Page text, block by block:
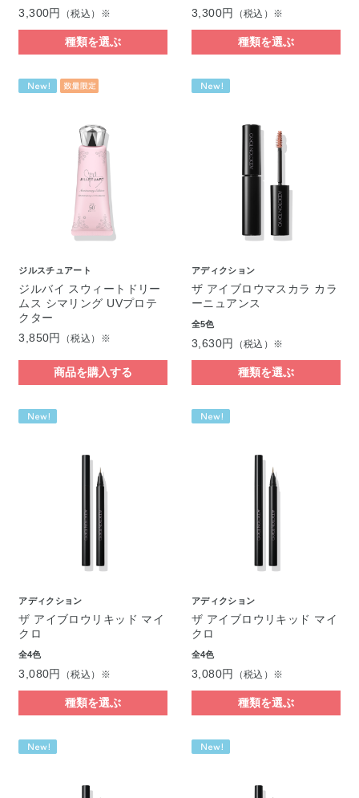
3,300円 （税込）※
種類を選ぶ
3,300円 （税込）※
種類を選ぶ
ジルスチュアート
ジルバイ スウィートドリー
ムス シマリング UVプロテ
クター
3,850円
（税込）※
商品を購入する
アディクション
ザ アイブロウマスカラ カラ
ーニュアンス
全5色
3,630円 （税込）※
種類を選ぶ
アディクション
ザ アイブロウリキッド マイ
クロ
全4色
3,080円 （税込）※
種類を選ぶ
アディクション
ザ アイブロウリキッド マイ
クロ
全4色
3,080円 （税込）※
種類を選ぶ